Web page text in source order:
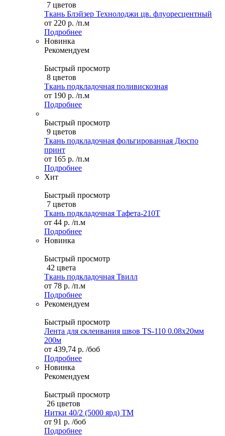
7 цветов
Ткань Блэйзер Технолоджи цв. флуоресцентный
от 220 р. /п.м
Подробнее
Новинка
Рекомендуем
Быстрый просмотр
8 цветов
Ткань подкладочная поливискозная
от 190 р. /п.м
Подробнее
Быстрый просмотр
9 цветов
Ткань подкладочная фольгированная Дюспо
принт
от 165 р. /п.м
Подробнее
Хит
Быстрый просмотр
7 цветов
Ткань подкладочная Тафета-210T
от 44 р. /п.м
Подробнее
Новинка
Быстрый просмотр
42 цвета
Ткань подкладочная Твилл
от 78 р. /п.м
Подробнее
Рекомендуем
Быстрый просмотр
Лента для склеивания швов TS-110 0.08х20мм
200м
от 439,74 р. /боб
Подробнее
Новинка
Рекомендуем
Быстрый просмотр
26 цветов
Нитки 40/2 (5000 ярд) ТМ
от 91 р. /боб
Подробнее